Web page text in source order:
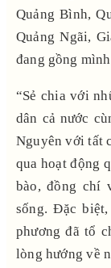
Quảng Bình,
Quảng Ngãi,
đang gồng
“Sẻ chia với
dân cả nước
Nguyên với tất
qua hoạt động
bào, đồng chí
sống. Đặc
phương đã tổ
lòng hướng về